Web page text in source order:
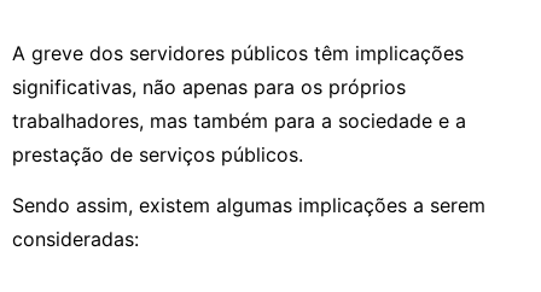
A greve dos servidores públicos têm implicações
significativas, não apenas para os próprios
trabalhadores, mas também para a sociedade e a
prestação de serviços públicos.
Sendo assim, existem algumas implicações a serem
consideradas: